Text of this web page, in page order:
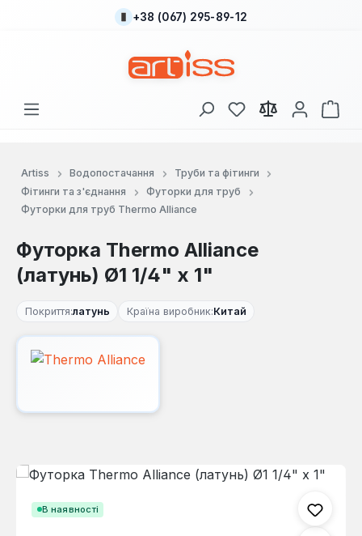
Перейти до основного вмісту
+38 (067) 295-89-12
У вас є 0 у списку
Artiss Водопостачання
Труби та фітинги
Фітинги та з'єднання
Футорки для труб
Футорки для труб Thermo Alliance
Футорка Thermo Alliance
(латунь) Ø1 1/4" х 1"
Покриття:латунь Країна виробник:Китай
В наявності
Пропустити галерею зображень